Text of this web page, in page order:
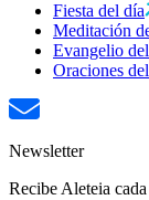
Fiesta del día
Meditación
Evangelio
Oraciones
Newsletter
Recibe Aleteia